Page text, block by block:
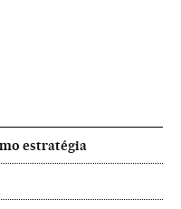
estratégia